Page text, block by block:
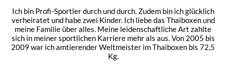
Ich bin Profi-Sportler durch und durch. Zudem bin ich glücklich
verheiratet und habe zwei Kinder. Ich liebe das Thaiboxen und
meine Familie über alles. Meine leidenschaftliche Art zahlte
sich in meiner sportlichen Karriere mehr als aus. Von 2005 bis
2009 war ich amtierender Weltmeister im Thaiboxen bis 72,5
Kg.